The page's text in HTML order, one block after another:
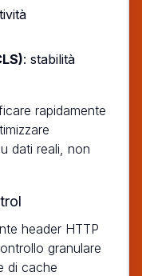
: stabilità
rapidamente
dati reali, non
header HTTP
granulare
di cache